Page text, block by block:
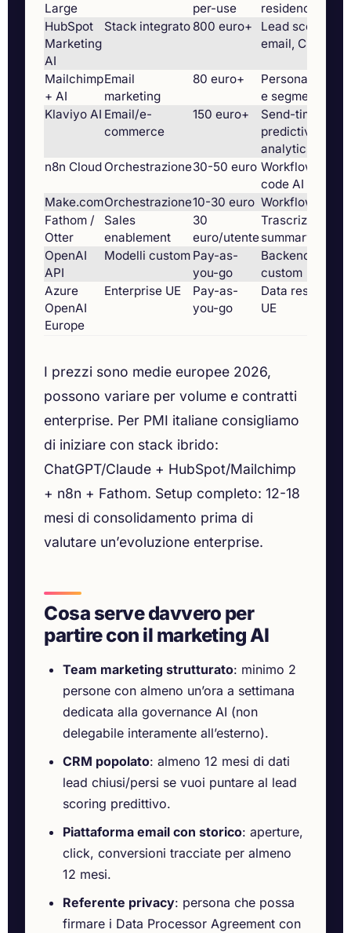
Large
per-use
residency
HubSpot
Marketing
AI
Stack integrato 800 euro+
Lead scoring,
email, CRM
Mailchimp
+ AI
Email
marketing
80 euro+
e
Klaviyo AI Email/e-
commerce
150 euro+
Send-time,
predictive
analytics
n8n Cloud Orchestrazione30-50 euro Workflow no-
code AI
Make.comOrchestrazione10-30 euro Workflow
Fathom /
Otter
Sales
enablement
30
euro/utente
Trascrizione +
summary call
OpenAI
API
Modelli custom Pay-as-
you-go
Backend AI
custom
Azure
OpenAI
Europe
Enterprise UE
Pay-as-
you-go
Data residency
UE
I prezzi sono medie europee 2026,
possono variare per volume e contratti
enterprise. Per PMI italiane consigliamo
di iniziare con stack ibrido:
ChatGPT/Claude + HubSpot/Mailchimp
+ n8n + Fathom. Setup completo: 12-18
mesi di consolidamento prima di
valutare un’evoluzione enterprise.
Cosa serve davvero per
partire con il marketing AI
Team marketing strutturato: minimo 2
persone con almeno un’ora a settimana
dedicata alla governance AI (non
delegabile interamente all’esterno).
CRM popolato: almeno 12 mesi di dati
lead chiusi/persi se vuoi puntare al lead
scoring predittivo.
Piattaforma email con storico: aperture,
click, conversioni tracciate per almeno
12 mesi.
Referente privacy: persona che possa
firmare i Data Processor Agreement con